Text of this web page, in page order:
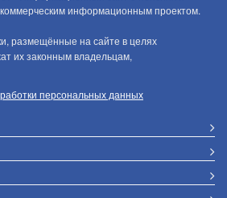
информационным проектом.
размещённые на сайте в целях
их законным владельцам,
персональных данных